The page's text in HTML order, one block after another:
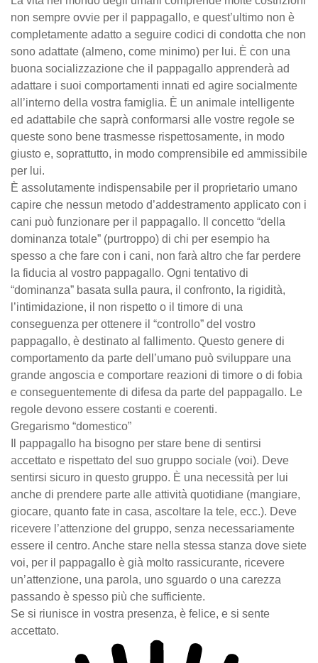
non sempre ovvie per il pappagallo, e quest’ultimo non è
completamente adatto a seguire codici di condotta che non
sono adattate (almeno, come minimo) per lui. È con una
buona socializzazione che il pappagallo apprenderà ad
adattare i suoi comportamenti innati ed agire socialmente
all’interno della vostra famiglia. È un animale intelligente
ed adattabile che saprà conformarsi alle vostre regole se
queste sono bene trasmesse rispettosamente, in modo
giusto e, soprattutto, in modo comprensibile ed ammissibile
per lui.
È assolutamente indispensabile per il proprietario umano
capire che nessun metodo d’addestramento applicato con i
cani può funzionare per il pappagallo. Il concetto “della
dominanza totale” (purtroppo) di chi per esempio ha
spesso a che fare con i cani, non farà altro che far perdere
la fiducia al vostro pappagallo. Ogni tentativo di
“dominanza” basata sulla paura, il confronto, la rigidità,
l’intimidazione, il non rispetto o il timore di una
conseguenza per ottenere il “controllo” del vostro
pappagallo, è destinato al fallimento. Questo genere di
comportamento da parte dell’umano può sviluppare una
grande angoscia e comportare reazioni di timore o di fobia
e conseguentemente di difesa da parte del pappagallo. Le
regole devono essere costanti e coerenti.
Gregarismo “domestico”
Il pappagallo ha bisogno per stare bene di sentirsi
accettato e rispettato del suo gruppo sociale (voi). Deve
sentirsi sicuro in questo gruppo. È una necessità per lui
anche di prendere parte alle attività quotidiane (mangiare,
giocare, quanto fate in casa, ascoltare la tele, ecc.). Deve
ricevere l’attenzione del gruppo, senza necessariamente
essere il centro. Anche stare nella stessa stanza dove siete
voi, per il pappagallo è già molto rassicurante, ricevere
un’attenzione, una parola, uno sguardo o una carezza
passando è spesso più che sufficiente.
Se si riunisce in vostra presenza, è felice, e si sente
accettato.